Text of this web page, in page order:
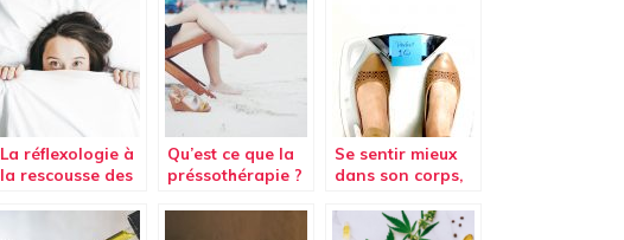
La réflexologie à
la rescousse des
Qu’est ce que la
préssothérapie ?
Se sentir mieux
dans son corps,
franchir.